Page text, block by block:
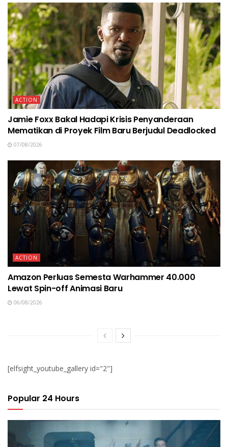
ACTION
Jamie Foxx Bakal Hadapi Krisis Penyanderaan
Mematikan di Proyek Film Baru Berjudul Deadlocked
07/08/2026
ACTION
Amazon Perluas Semesta Warhammer 40.000
Lewat Spin-off Animasi Baru
06/08/2026
[elfsight_youtube_gallery id="2"]
Popular 24 Hours